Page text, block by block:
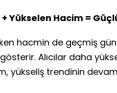
+ Yükselen Hacim =
hacmin de geçmiş
gösterir. Alıcılar daha
yükseliş trendinin